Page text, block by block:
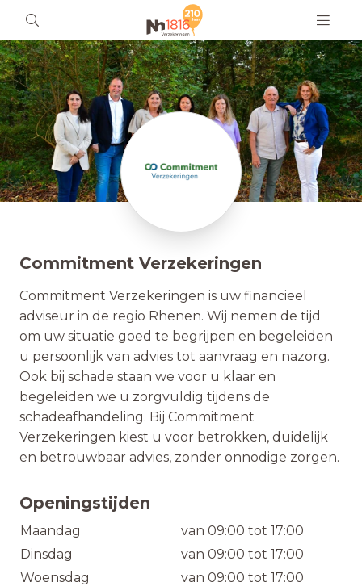
Commitment Verzekeringen
Commitment Verzekeringen is uw financieel
adviseur in de regio Rhenen. Wij nemen de tijd
om uw situatie goed te begrijpen en begeleiden
u persoonlijk van advies tot aanvraag en nazorg.
Ook bij schade staan we voor u klaar en
begeleiden we u zorgvuldig tijdens de
schadeafhandeling. Bij Commitment
Verzekeringen kiest u voor betrokken, duidelijk
en betrouwbaar advies, zonder onnodige zorgen.
Openingstijden
Maandag
van 09:00 tot 17:00
Dinsdag
van 09:00 tot 17:00
Woensdag
van 09:00 tot 17:00